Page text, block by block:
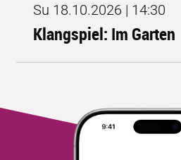
Su 18.10.2026 | 14:30
Klangspiel: Im Garten